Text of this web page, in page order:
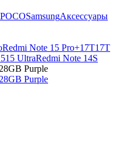
POCOSamsungАксессуары
Redmi Note 15 Pro+17T17T
15 UltraRedmi Note 14S
Purple